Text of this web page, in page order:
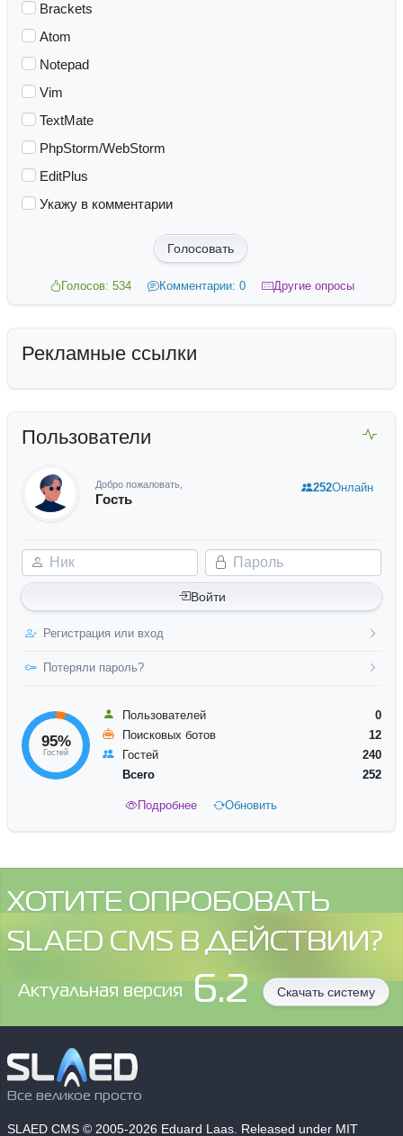
Brackets
Atom
Notepad
Vim
TextMate
PhpStorm/WebStorm
EditPlus
Укажу в комментарии
Голосовать
Голосов: 534 Комментарии: 0 Другие опросы
Рекламные ссылки
Пользователи
Добро пожаловать,
Гость
Ник Пароль
Войти
Регистрация или вход
Потеряли пароль?
252Онлайн
95%
Гостей
Пользователей
0
Поисковых ботов
12
Гостей
240
Всего
252
Подробнее Обновить
ХОТИТЕ ОПРОБОВАТЬ
SLAED CMS В ДЕЙСТВИИ?
Aктуальная версия 6.2 Скачать систему
Все великое просто
SLAED CMS © 2005-2026 Eduard Laas. Released under MIT